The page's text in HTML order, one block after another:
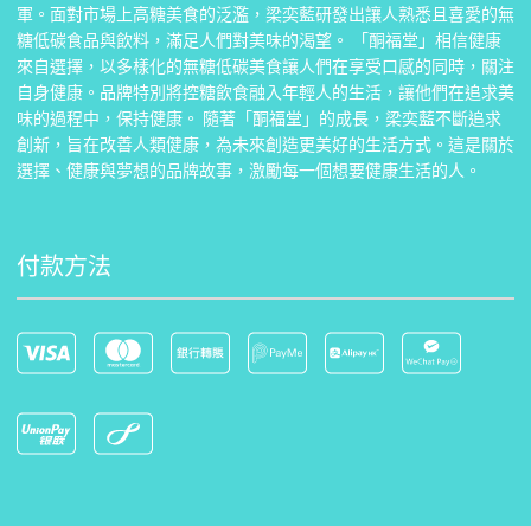
軍。面對市場上高糖美食的泛濫，梁奕藍研發出讓人熟悉且喜愛的無
糖低碳食品與飲料，滿足人們對美味的渴望。 「酮福堂」相信健康
來自選擇，以多樣化的無糖低碳美食讓人們在享受口感的同時，關注
自身健康。品牌特別將控糖飲食融入年輕人的生活，讓他們在追求美
味的過程中，保持健康。 隨著「酮福堂」的成長，梁奕藍不斷追求
創新，旨在改善人類健康，為未來創造更美好的生活方式。這是關於
選擇、健康與夢想的品牌故事，激勵每一個想要健康生活的人。
付款方法